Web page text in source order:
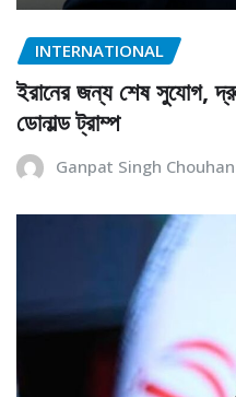
INTERNATIONAL
ইরানের জন্য শেষ সুযোগ,
ডোনাল্ড ট্রাম্প
Ganpat Singh Chouhan